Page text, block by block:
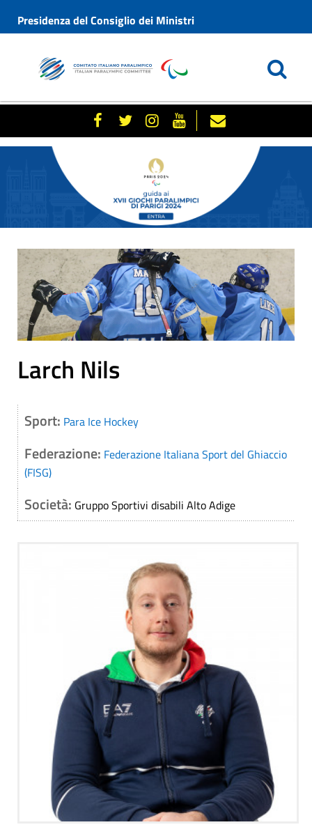
Presidenza del Consiglio dei Ministri
Larch Nils
Sport: Para Ice Hockey
Federazione: Federazione Italiana Sport del Ghiaccio
(FISG)
Società: Gruppo Sportivi disabili Alto Adige